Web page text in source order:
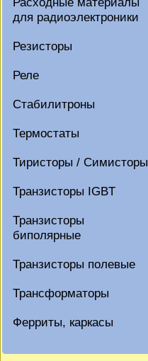
для радиоэлектроники
Резисторы
Реле
Стабилитроны
Термостаты
Тиристоры / Симисторы
Транзисторы IGBT
Транзисторы
биполярные
Транзисторы полевые
Трансформаторы
Ферриты, каркасы